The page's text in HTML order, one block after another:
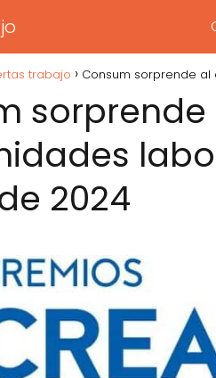
trabajo Consum sorprende
2024